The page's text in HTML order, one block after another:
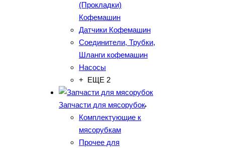
(Прокладки)
Кофемашин
Датчики Кофемашин
Соединители, Трубки,
Шланги кофемашин
Насосы
+ ЕЩЕ 2
Запчасти для мясорубок
Комплектующие к
мясорубкам
Прочее для